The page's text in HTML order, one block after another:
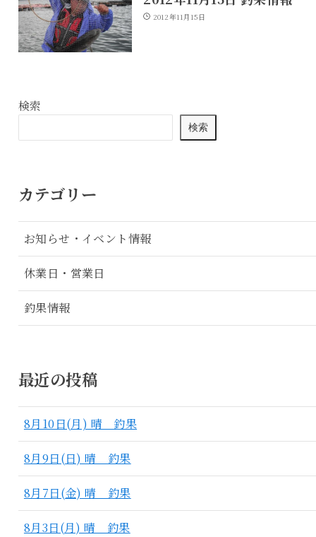
2012年11月15日
検索
検索
カテゴリー
お知らせ・イベント情報
休業日・営業日
釣果情報
最近の投稿
8月10日(月) 晴 釣果
8月9日(日) 晴 釣果
8月7日(金) 晴 釣果
8月3日(月) 晴 釣果